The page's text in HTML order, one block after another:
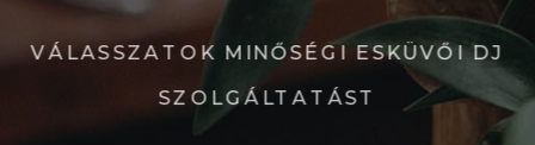
VÁLASSZATOK MINŐSÉGI ESKÜVŐI DJ
SZOLGÁLTATÁST